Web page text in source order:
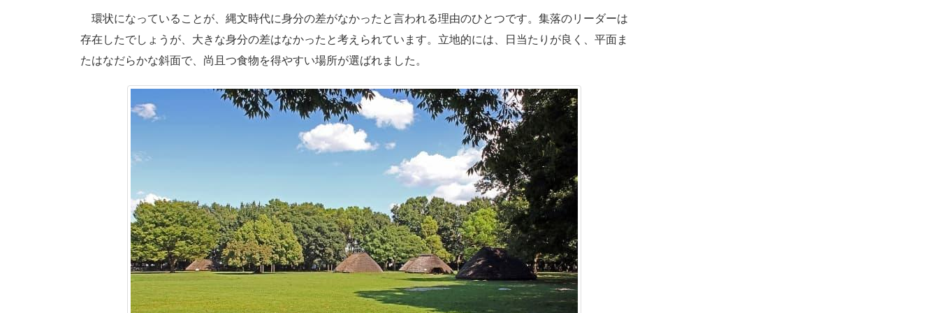
環状になっていることが、縄文時代に身分の差がなかったと言われる理由のひとつです。集落のリーダーは
存在したでしょうが、大きな身分の差はなかったと考えられています。立地的には、日当たりが良く、平面ま
たはなだらかな斜面で、尚且つ食物を得やすい場所が選ばれました。